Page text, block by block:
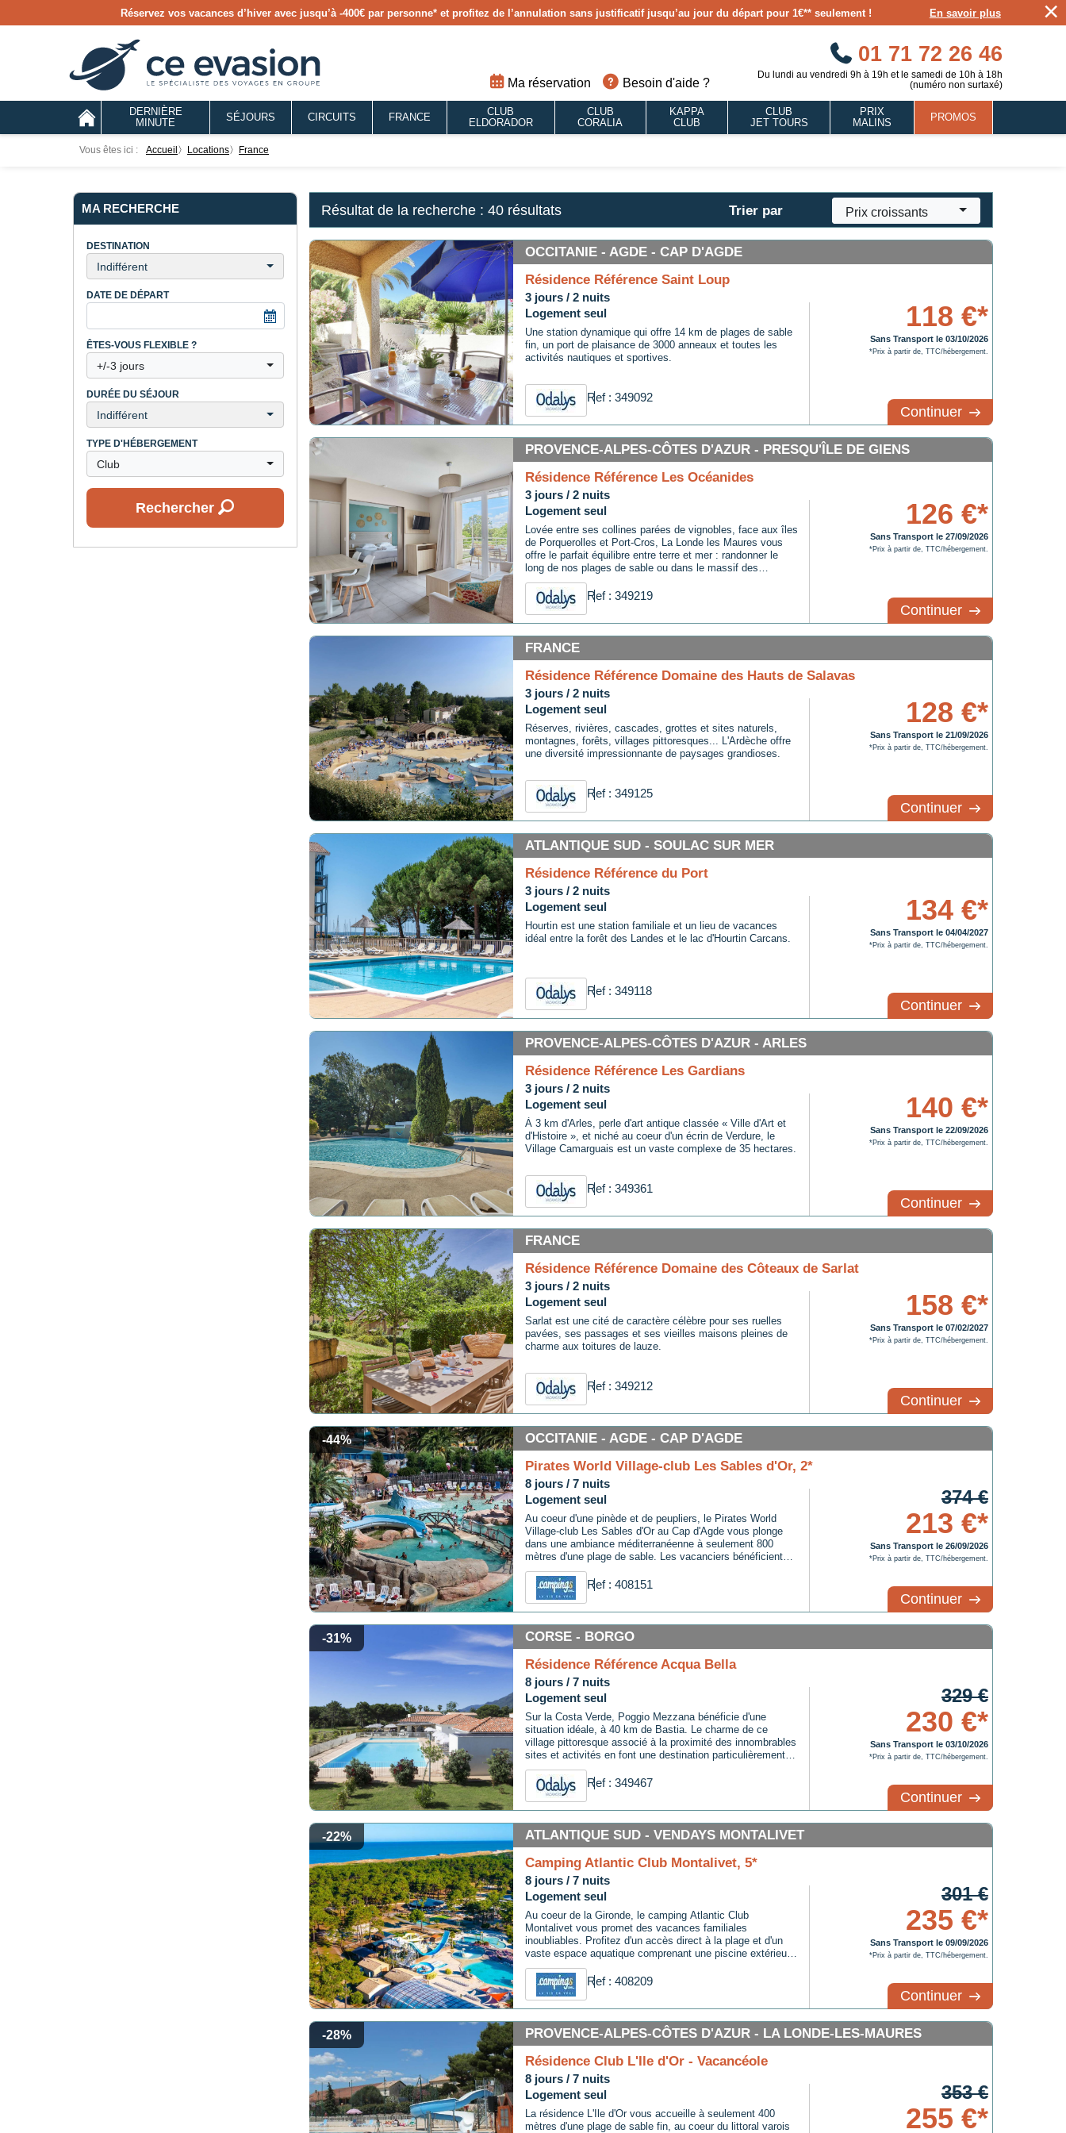
Réservez vos vacances d’hiver avec jusqu’à -400€ par personne* et profitez de l’annulation sans justificatif jusqu’au jour du départ pour 1€** seulement ! En savoir plus ×
Ma réservation Besoin d'aide ?
01 71 72 26 46
Du lundi au vendredi 9h à 19h et le samedi de 10h à 18h
(numéro non surtaxé)
DERNIÈRE
MINUTE
SÉJOURS CIRCUITS FRANCE
CLUB
ELDORADOR
CLUB
CORALIA
KAPPA
CLUB
CLUB
JET TOURS
PRIX
MALINS
PROMOS
Vous êtes ici : Accueil 〉 locations〉 France
MA RECHERCHE
DESTINATION
Indifférent
DATE DE DÉPART
ÊTES-VOUS FLEXIBLE ?
+/-3 jours
DURÉE DU SÉJOUR
Indifférent
TYPE D'HÉBERGEMENT
Club
Rechercher
Résultat de la recherche : 40 résultats Trier par Prix croissants
OCCITANIE - AGDE - CAP D'AGDE
Résidence Référence Saint Loup
3 jours / 2 nuits
Logement seul
Une station dynamique qui offre 14 km de plages de sable
fin, un port de plaisance de 3000 anneaux et toutes les
activités nautiques et sportives.
Ref : 349092
118 €*
Sans Transport le 03/10/2026
*Prix à partir de, TTC/hébergement.
Continuer
PROVENCE-ALPES-CÔTES D'AZUR - PRESQU'ÎLE DE GIENS
Résidence Référence Les Océanides
3 jours / 2 nuits
Logement seul
Lovée entre ses collines parées de vignobles, face aux îles
de Porquerolles et Port-Cros, La Londe les Maures vous
offre le parfait équilibre entre terre et mer : randonner le
long de nos plages de sable ou dans le massif des
Maures; déguster nos productions locales de qualité;
partager des moments de détente dans un environnement
naturel préservé et authentique, cultiver le temps et l'art de
vivre...
Ref : 349219
126 €*
Sans Transport le 27/09/2026
*Prix à partir de, TTC/hébergement.
Continuer
FRANCE
Résidence Référence Domaine des Hauts de Salavas
3 jours / 2 nuits
Logement seul
Réserves, rivières, cascades, grottes et sites naturels,
montagnes, forêts, villages pittoresques... L'Ardèche offre
une diversité impressionnante de paysages grandioses.
Ref : 349125
128 €*
Sans Transport le 21/09/2026
*Prix à partir de, TTC/hébergement.
Continuer
ATLANTIQUE SUD - SOULAC SUR MER
Résidence Référence du Port
3 jours / 2 nuits
Logement seul
Hourtin est une station familiale et un lieu de vacances
idéal entre la forêt des Landes et le lac d'Hourtin Carcans.
Ref : 349118
134 €*
Sans Transport le 04/04/2027
*Prix à partir de, TTC/hébergement.
Continuer
PROVENCE-ALPES-CÔTES D'AZUR - ARLES
Résidence Référence Les Gardians
3 jours / 2 nuits
Logement seul
À 3 km d'Arles, perle d'art antique classée « Ville d'Art et
d'Histoire », et niché au coeur d'un écrin de Verdure, le
Village Camarguais est un vaste complexe de 35 hectares.
Ref : 349361
140 €*
Sans Transport le 22/09/2026
*Prix à partir de, TTC/hébergement.
Continuer
FRANCE
Résidence Référence Domaine des Côteaux de Sarlat
3 jours / 2 nuits
Logement seul
Sarlat est une cité de caractère célèbre pour ses ruelles
pavées, ses passages et ses vieilles maisons pleines de
charme aux toitures de lauze.
Ref : 349212
158 €*
Sans Transport le 07/02/2027
*Prix à partir de, TTC/hébergement.
Continuer
-44%
OCCITANIE - AGDE - CAP D'AGDE
Pirates World Village-club Les Sables d'Or, 2*
8 jours / 7 nuits
Logement seul
Au coeur d'une pinède et de peupliers, le Pirates World
Village-club Les Sables d'Or au Cap d'Agde vous plonge
dans une ambiance méditerranéenne à seulement 800
mètres d'une plage de sable. Les vacanciers bénéficient
d'un accès gratuit au parc aquatique partenaire La Baie des
Pirates, avec ses toboggans, pataugeoire, piscine à
vagues et simulateur de surf pour des moments ludiques
garantis.En haute saison, l'animation bat son plein :
club pour les 5-10 ans et club ados pour les 11-17 ans
place, vous trouverez restaurant, snack, bar, supérette,
laverie, salon de coiffure et wifi payant. Tout est réuni pour
un séjour pratique et convivial au bord de la Méditerranée.
Ref : 408151
374 €
213 €*
Sans Transport le 26/09/2026
*Prix à partir de, TTC/hébergement.
Continuer
-31%
CORSE - BORGO
Résidence Référence Acqua Bella
8 jours / 7 nuits
Logement seul
Sur la Costa Verde, Poggio Mezzana bénéficie d'une
situation idéale, à 40 km de Bastia. Le charme de ce
village pittoresque associé à la proximité des innombrables
sites et activités en font une destination particulièrement
appréciée.
Ref : 349467
329 €
230 €*
Sans Transport le 03/10/2026
*Prix à partir de, TTC/hébergement.
Continuer
-22%
ATLANTIQUE SUD - VENDAYS MONTALIVET
Camping Atlantic Club Montalivet, 5*
8 jours / 7 nuits
Logement seul
Au coeur de la Gironde, le camping Atlantic Club
Montalivet vous promet des vacances familiales
inoubliables. Profitez d'un accès direct à la plage et d'un
vaste espace aquatique comprenant une piscine extérieure
chauffée avec pataugeoire, une piscine intérieure chauffée
ainsi que des toboggans aquatiques.Des animations
variées sont proposées pour tous, avec soirées à thème,
cours de gym et événements dansants. Les enfants et
nombreux équipements sont disponibles : terrain
agrémenter votre séjour, retrouvez une supérette, un
snack-bar, une crêperie-glacier et un restaurant sur place.
Une connexion wifi payante couvre l'ensemble du camping.
Une salle TV commune est accessible au bar et dans un
Ref : 408209
301 €
235 €*
Sans Transport le 09/09/2026
*Prix à partir de, TTC/hébergement.
Continuer
-28%
PROVENCE-ALPES-CÔTES D'AZUR - LA LONDE-LES-MAURES
Résidence Club L'Ile d'Or - Vacancéole
8 jours / 7 nuits
Logement seul
La résidence L'Ile d'Or vous accueille à seulement 400
mètres d'une plage de sable fin, au coeur du littoral varois
353 €
255 €*